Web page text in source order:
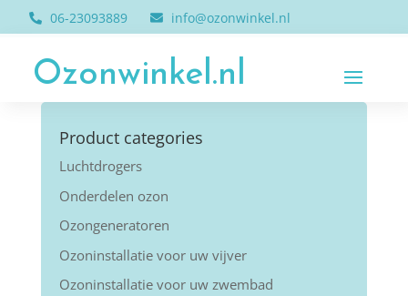
06-23093889 info@ozonwinkel.nl
Ozonwinkel.nl
Product categories
Luchtdrogers
Onderdelen ozon
Ozongeneratoren
Ozoninstallatie voor uw vijver
Ozoninstallatie voor uw zwembad